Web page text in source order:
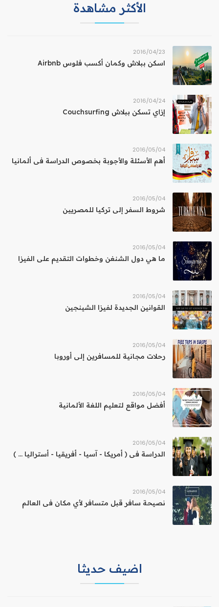
الأكثر مشاهدة
23‏/04‏/2016
اسكن ببلاش وكمان أكسب فلوس Airbnb
24‏/04‏/2016
إزاي تسكن ببلاش Couchsurfing
04‏/05‏/2016
أهم الأسئلة والأجوبة بخصوص الدراسة فى ألمانيا
04‏/05‏/2016
شروط السفر إلى تركيا للمصريين
04‏/05‏/2016
ما هي دول الشنغن وخطوات التقديم على الفيزا
04‏/05‏/2016
القوانين الجديدة لفيزا الشينجين
04‏/05‏/2016
رحلات مجانية للمسافرين إلى أوروبا
04‏/05‏/2016
أفضل مواقع لتعليم اللغة الألمانية
04‏/05‏/2016
الدراسة فى ( أمريكا - آسيا - أفريقيا - أستراليا ... )
04‏/05‏/2016
نصيحة سافر قبل متسافر لأي مكان فى العالم
اضيف حديثا